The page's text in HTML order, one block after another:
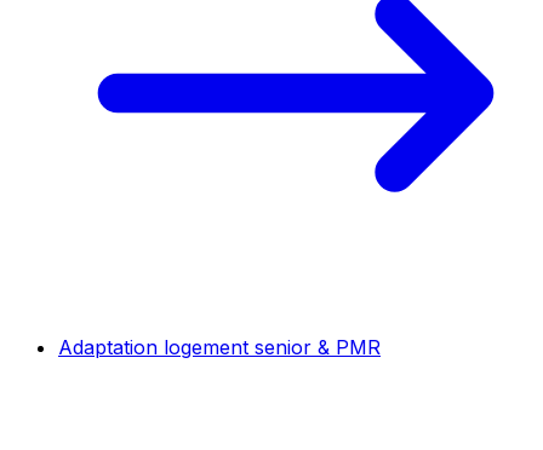
Adaptation logement senior & PMR